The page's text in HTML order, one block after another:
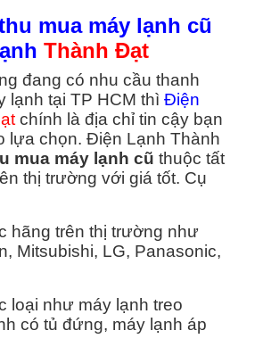
mua máy lạnh cũ
Thành Đạt
đang có nhu cầu thanh
lạnh tại TP HCM thì Điện
chính là địa chỉ tin cậy bạn
lựa chọn. Điện Lạnh Thành
mua máy lạnh cũ thuộc tất
thị trường với giá tốt. Cụ
hãng trên thị trường như
Mitsubishi, LG, Panasonic,
loại như máy lạnh treo
có tủ đứng, máy lạnh áp